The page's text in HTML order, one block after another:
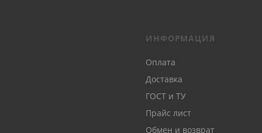
ИНФОРМАЦИЯ
Оплата
Доставка
ГОСТ и ТУ
Прайс лист
Обмен и возврат